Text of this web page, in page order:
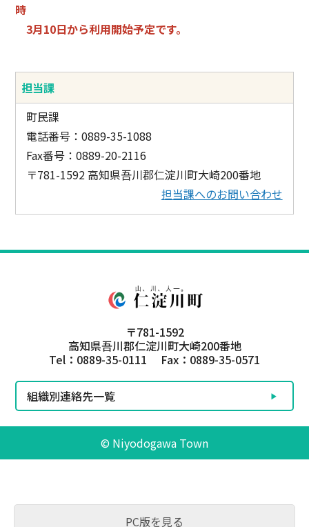
時
3月10日から利用開始予定です。
担当課
町民課
電話番号：0889-35-1088
Fax番号：0889-20-2116
〒781-1592 高知県吾川郡仁淀川町大崎200番地
担当課へのお問い合わせ
〒781-1592
高知県吾川郡仁淀川町大崎200番地
Tel：0889-35-0111 Fax：0889-35-0571
組織別連絡先一覧
© Niyodogawa Town
PC版を見る